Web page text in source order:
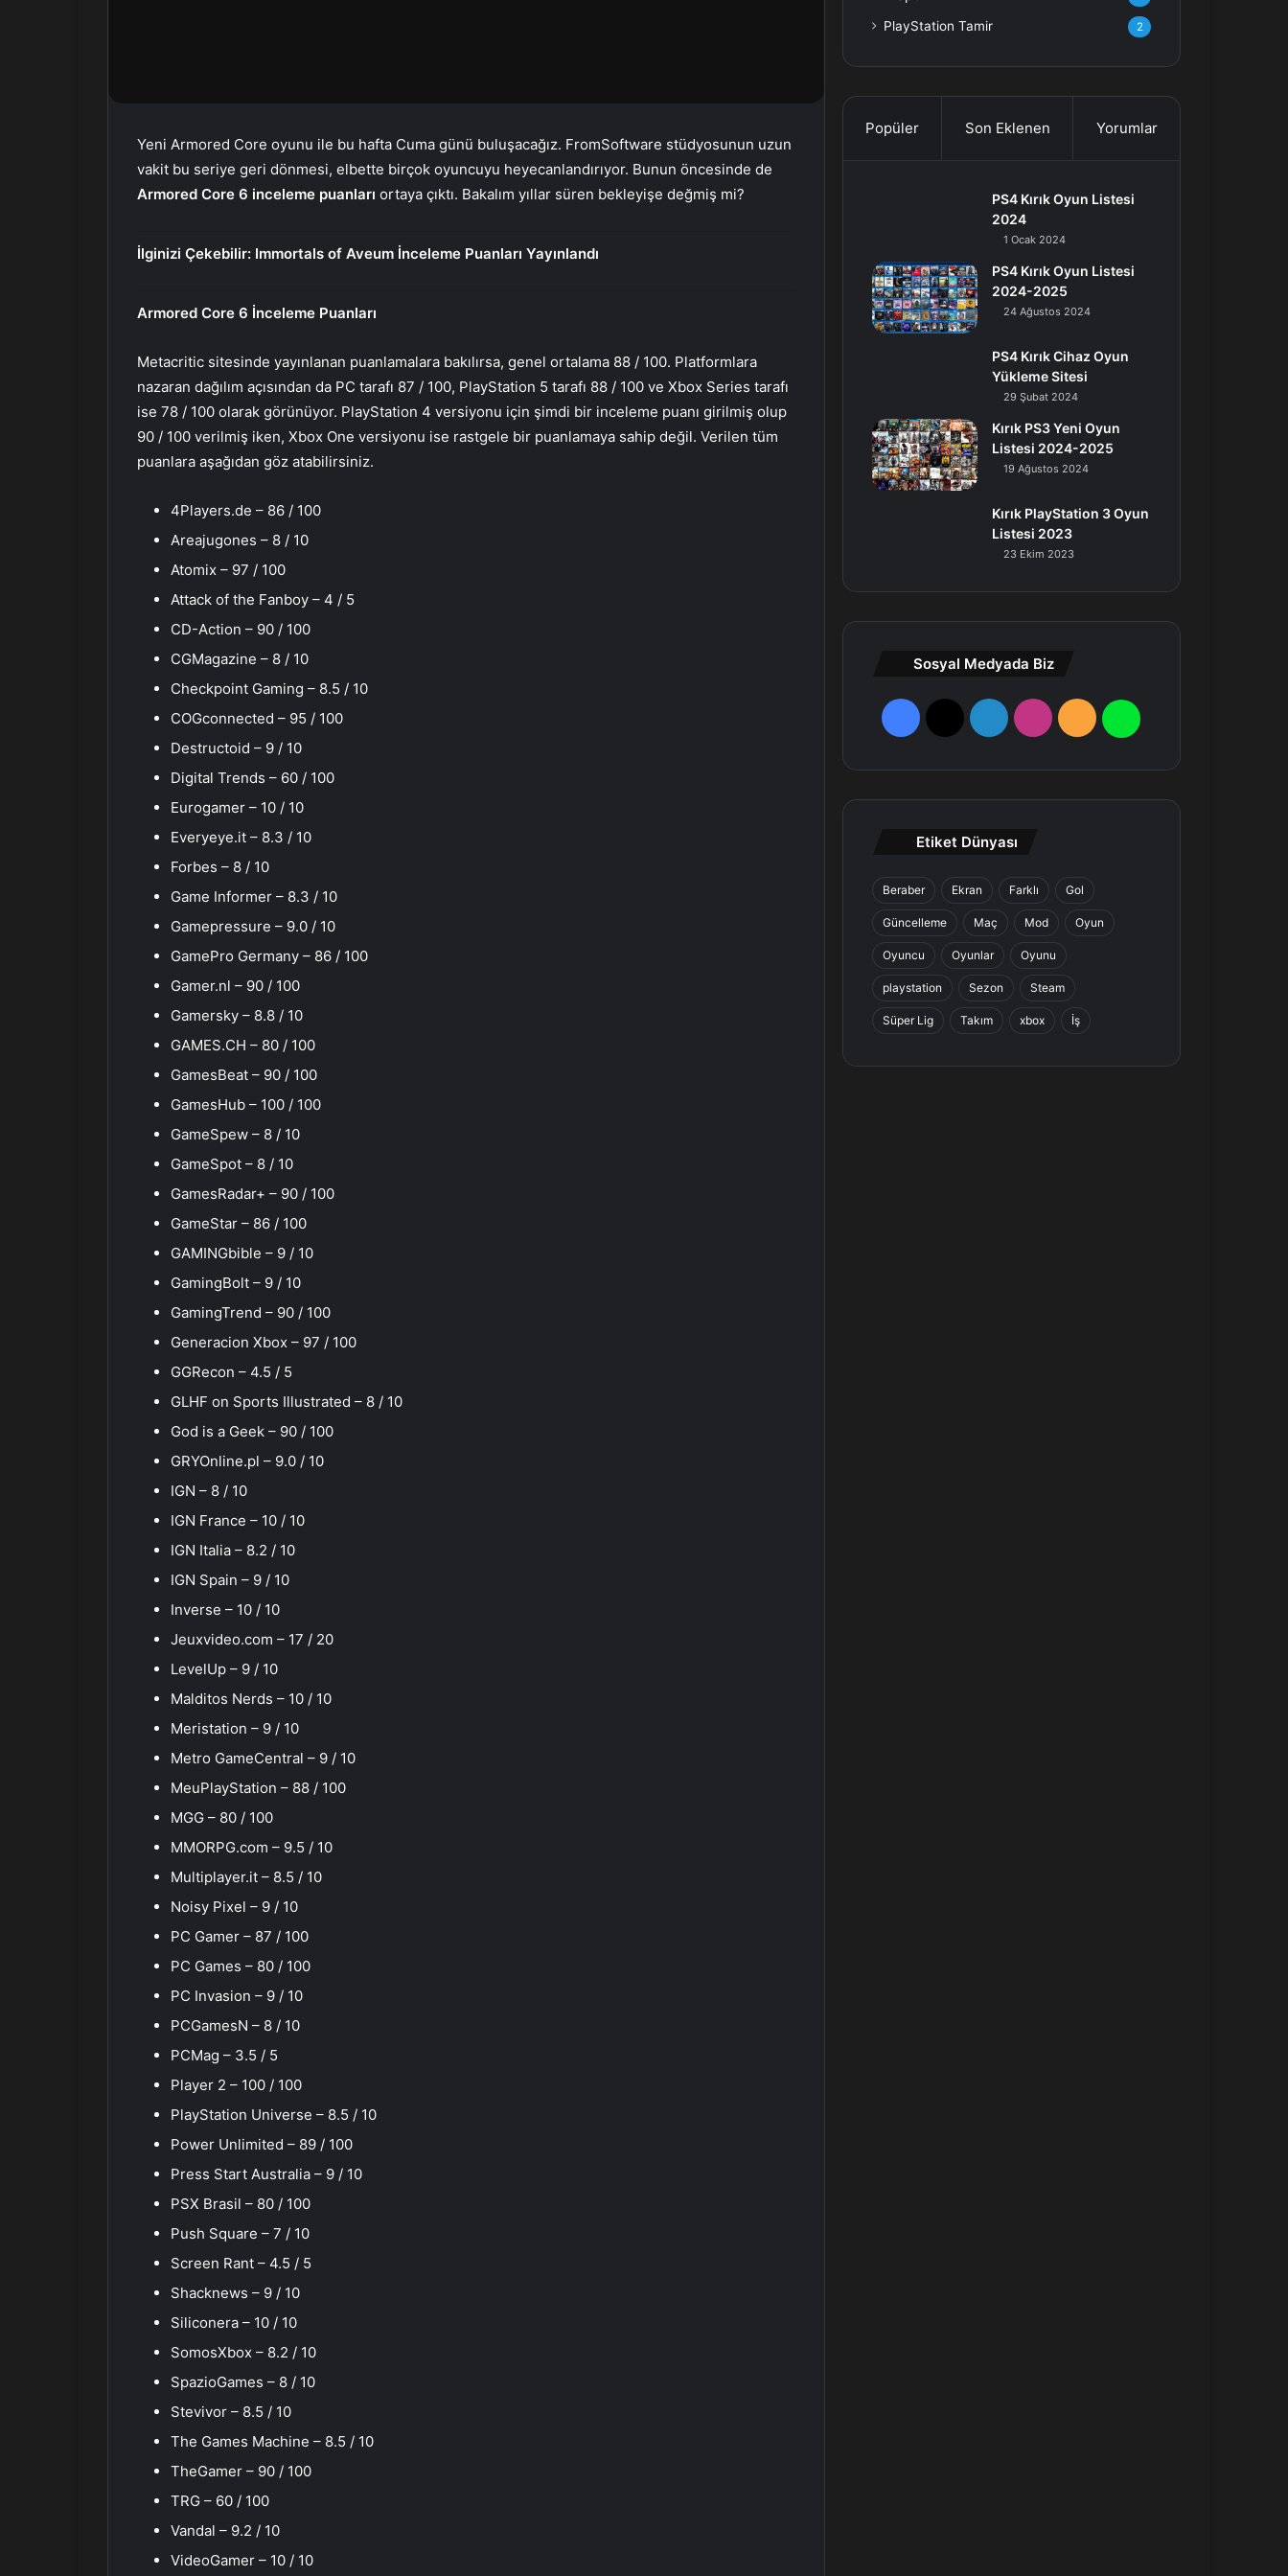
Yeni Armored Core oyunu ile bu hafta Cuma günü buluşacağız. FromSoftware stüdyosunun uzun
vakit bu seriye geri dönmesi, elbette birçok oyuncuyu heyecanlandırıyor. Bunun öncesinde de
Armored Core 6 inceleme puanları ortaya çıktı. Bakalım yıllar süren bekleyişe değmiş mi?
İlginizi Çekebilir: Immortals of Aveum İnceleme Puanları Yayınlandı
Armored Core 6 İnceleme Puanları
Metacritic sitesinde yayınlanan puanlamalara bakılırsa, genel ortalama 88 / 100. Platformlara
nazaran dağılım açısından da PC tarafı 87 / 100, PlayStation 5 tarafı 88 / 100 ve Xbox Series tarafı
ise 78 / 100 olarak görünüyor. PlayStation 4 versiyonu için şimdi bir inceleme puanı girilmiş olup
90 / 100 verilmiş iken, Xbox One versiyonu ise rastgele bir puanlamaya sahip değil. Verilen tüm
puanlara aşağıdan göz atabilirsiniz.
4Players.de – 86 / 100
Areajugones – 8 / 10
Atomix – 97 / 100
Attack of the Fanboy – 4 / 5
CD-Action – 90 / 100
CGMagazine – 8 / 10
Checkpoint Gaming – 8.5 / 10
COGconnected – 95 / 100
Destructoid – 9 / 10
Digital Trends – 60 / 100
Eurogamer – 10 / 10
Everyeye.it – 8.3 / 10
Forbes – 8 / 10
Game Informer – 8.3 / 10
Gamepressure – 9.0 / 10
GamePro Germany – 86 / 100
Gamer.nl – 90 / 100
Gamersky – 8.8 / 10
GAMES.CH – 80 / 100
GamesBeat – 90 / 100
GamesHub – 100 / 100
GameSpew – 8 / 10
GameSpot – 8 / 10
GamesRadar+ – 90 / 100
GameStar – 86 / 100
GAMINGbible – 9 / 10
GamingBolt – 9 / 10
GamingTrend – 90 / 100
Generacion Xbox – 97 / 100
GGRecon – 4.5 / 5
GLHF on Sports Illustrated – 8 / 10
God is a Geek – 90 / 100
GRYOnline.pl – 9.0 / 10
IGN – 8 / 10
IGN France – 10 / 10
IGN Italia – 8.2 / 10
IGN Spain – 9 / 10
Inverse – 10 / 10
Jeuxvideo.com – 17 / 20
LevelUp – 9 / 10
Malditos Nerds – 10 / 10
Meristation – 9 / 10
Metro GameCentral – 9 / 10
MeuPlayStation – 88 / 100
MGG – 80 / 100
MMORPG.com – 9.5 / 10
Multiplayer.it – 8.5 / 10
Noisy Pixel – 9 / 10
PC Gamer – 87 / 100
PC Games – 80 / 100
PC Invasion – 9 / 10
PCGamesN – 8 / 10
PCMag – 3.5 / 5
Player 2 – 100 / 100
PlayStation Universe – 8.5 / 10
Power Unlimited – 89 / 100
Press Start Australia – 9 / 10
PSX Brasil – 80 / 100
Push Square – 7 / 10
Screen Rant – 4.5 / 5
Shacknews – 9 / 10
Siliconera – 10 / 10
SomosXbox – 8.2 / 10
SpazioGames – 8 / 10
Stevivor – 8.5 / 10
The Games Machine – 8.5 / 10
TheGamer – 90 / 100
TRG – 60 / 100
Vandal – 9.2 / 10
VideoGamer – 10 / 10
PlayStation Tamir 2
Popüler Son Eklenen Yorumlar
PS4 Kırık Oyun Listesi
2024
1 Ocak 2024
PS4 Kırık Oyun Listesi
2024-2025
24 Ağustos 2024
PS4 Kırık Cihaz Oyun
Yükleme Sitesi
29 Şubat 2024
Kırık PS3 Yeni Oyun
Listesi 2024-2025
19 Ağustos 2024
Kırık PlayStation 3 Oyun
Listesi 2023
23 Ekim 2023
Sosyal Medyada Biz
F
e
k
X
L
n
a
m
R
W
a
Etiket Dünyası
Beraber Ekran Farklı Gol
Güncelleme Maç Mod Oyun
Oyuncu Oyunlar Oyunu
playstation Sezon Steam
Süper Lig Takım xbox İş